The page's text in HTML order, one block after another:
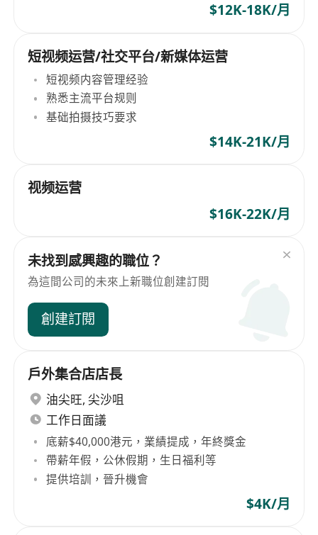
$12K-18K/月
短视频运营/社交平台/新媒体运营
短视频内容管理经验
熟悉主流平台规则
基础拍摄技巧要求
$14K-21K/月
视频运营
$16K-22K/月
未找到感興趣的職位？
為這間公司的未來上新職位創建訂閱
創建訂閱
戶外集合店店長
油尖旺, 尖沙咀
工作日面議
底薪$40,000港元，業績提成，年終獎金
帶薪年假，公休假期，生日福利等
提供培訓，晉升機會
$4K/月